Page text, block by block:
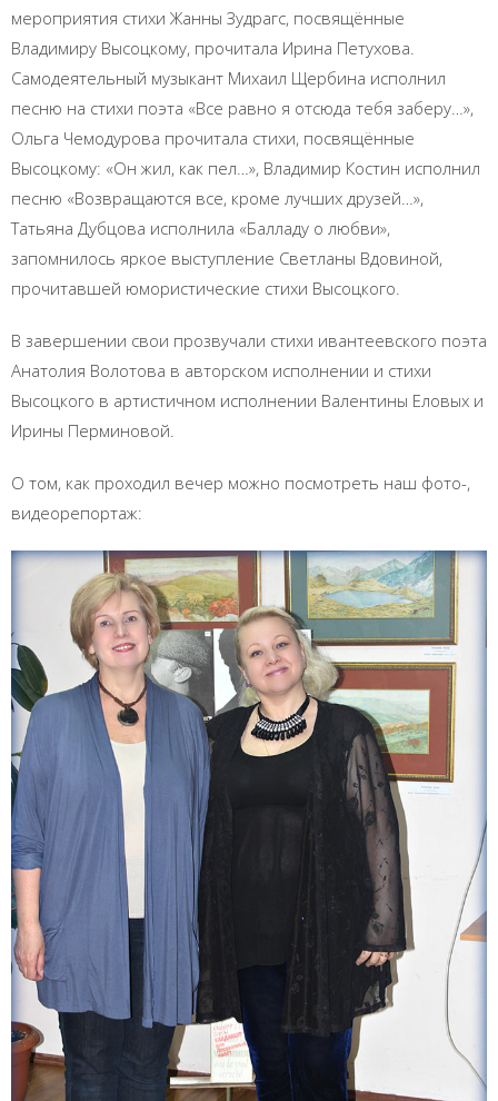
мероприятия стихи Жанны Зудрагс, посвящённые
Владимиру Высоцкому, прочитала Ирина Петухова.
Самодеятельный музыкант Михаил Щербина исполнил
песню на стихи поэта «Все равно я отсюда тебя заберу…»,
Ольга Чемодурова прочитала стихи, посвящённые
Высоцкому: «Он жил, как пел…», Владимир Костин исполнил
песню «Возвращаются все, кроме лучших друзей…»,
Татьяна Дубцова исполнила «Балладу о любви»,
запомнилось яркое выступление Светланы Вдовиной,
прочитавшей юмористические стихи Высоцкого.
В завершении свои прозвучали стихи ивантеевского поэта
Анатолия Волотова в авторском исполнении и стихи
Высоцкого в артистичном исполнении Валентины Еловых и
Ирины Перминовой.
О том, как проходил вечер можно посмотреть наш фото-,
видеорепортаж: